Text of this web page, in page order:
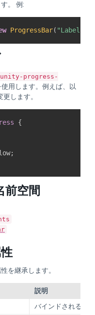
。 例:
ProgressBar( "Label
progress-
用します。例えば、以
します。
{
;
前空間
を継承します。
説明
バインドされるべ